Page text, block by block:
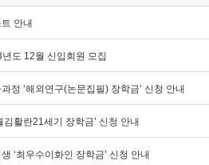
안내
도 12월 신입회원 모집
정 ‘해외연구(논문집필) 장학금’ 신청 안내
활란21세기 장학금’ 신청 안내
‘최우수이화인 장학금’ 신청 안내